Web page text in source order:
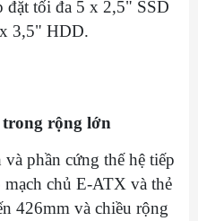
đặt tối đa 5 x 2,5" SSD
3,5" HDD.
rộng lớn
và phần cứng thế hệ tiếp
chủ E-ATX và thẻ
426mm và chiều rộng